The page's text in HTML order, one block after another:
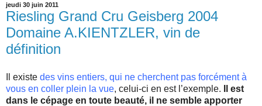
jeudi 30 juin 2011
Riesling Grand Cru Geisberg 2004
Domaine A.KIENTZLER, vin de
définition
Il existe des vins entiers, qui ne cherchent pas forcément à
vous en coller plein la vue, celui-ci en est l’exemple.
Il est
dans le cépage en toute beauté, il ne semble apporter